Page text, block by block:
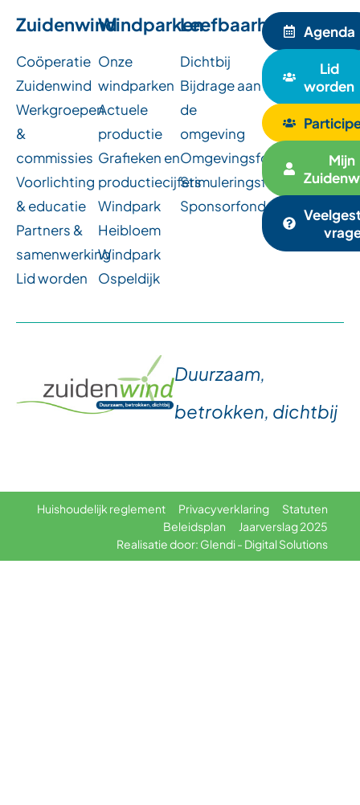
Zuidenwind
Coöperatie
Zuidenwind
Werkgroepen
&
commissies
Voorlichting
& educatie
Partners &
samenwerking
Lid worden
Windparken
Onze
windparken
Actuele
productie
Grafieken en
productiecijfers
Windpark
Heibloem
Windpark
Ospeldijk
Leefbaarheid
Dichtbij
Bijdrage aan
de
omgeving
Omgevingsfondsen
Stimuleringsfonds
Sponsorfonds
Agenda
Lid
worden
Mijn
Duurzaam,
betrokken, dichtbij
Huishoudelijk reglement Privacyverklaring
Statuten
Beleidsplan
Jaarverslag 2025
Realisatie door: Glendi - Digital Solutions